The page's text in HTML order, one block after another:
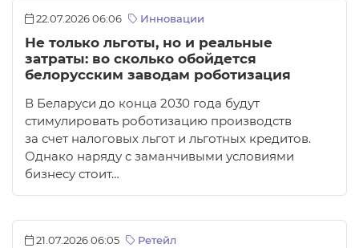
22.07.2026 06:06 Инновации
Не только льготы, но и реальные
затраты: во сколько обойдется
белорусским заводам роботизация
В Беларуси до конца 2030 года будут
стимулировать роботизацию производств
за счет налоговых льгот и льготных кредитов.
Однако наряду с заманчивыми условиями
бизнесу стоит…
21.07.2026 06:05 Ретейл